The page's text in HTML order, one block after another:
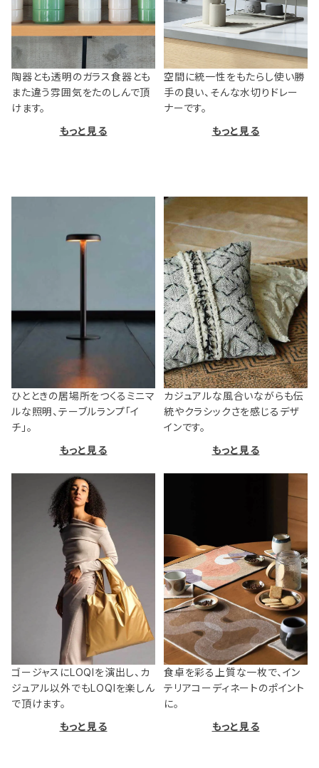
陶器とも透明のガラス食器とも
また違う雰囲気をたのしんで頂
けます。
もっと見る
空間に統一性をもたらし使い勝
手の良い、そんな水切りドレー
ナーです。
もっと見る
ひとときの居場所をつくるミニマ
ルな照明、テーブルランプ「イ
チ」。
もっと見る
カジュアルな風合いながらも伝
統やクラシックさを感じるデザ
インです。
もっと見る
ゴージャスにLOQIを演出し、カ
ジュアル以外でもLOQIを楽しん
で頂けます。
もっと見る
食卓を彩る上質な一枚で、イン
テリアコーディネートのポイント
に。
もっと見る